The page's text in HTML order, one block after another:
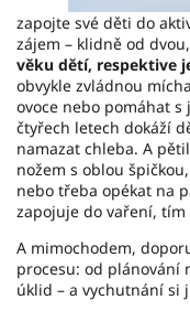
zapojte své děti do
zájem – klidně od
věku dětí, respektive
obvykle zvládnou
ovoce nebo pomáhat
čtyřech letech dokáží
namazat chleba. A
nožem s oblou
nebo třeba opékat na
zapojuje do vaření,
A mimochodem,
procesu: od plánování
úklid – a vychutnání si